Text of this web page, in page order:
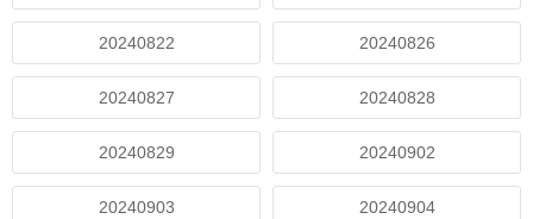
20240822 20240826
20240827 20240828
20240829 20240902
20240903 20240904